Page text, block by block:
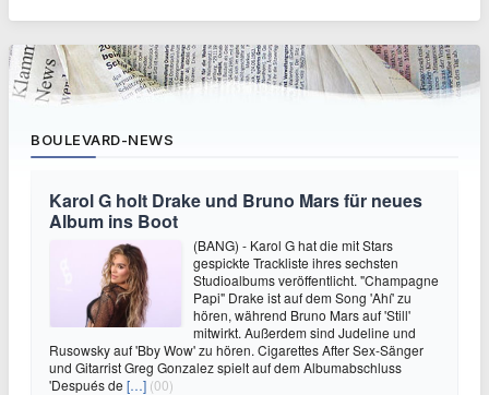
BOULEVARD-NEWS
Karol G holt Drake und Bruno Mars für neues
Album ins Boot
(BANG) - Karol G hat die mit Stars
gespickte Trackliste ihres sechsten
Studioalbums veröffentlicht. "Champagne
Papi" Drake ist auf dem Song 'Ahí' zu
hören, während Bruno Mars auf 'Still'
mitwirkt. Außerdem sind Judeline und
Rusowsky auf 'Bby Wow' zu hören. Cigarettes After Sex-Sänger
und Gitarrist Greg Gonzalez spielt auf dem Albumabschluss
'Después de […] (00)